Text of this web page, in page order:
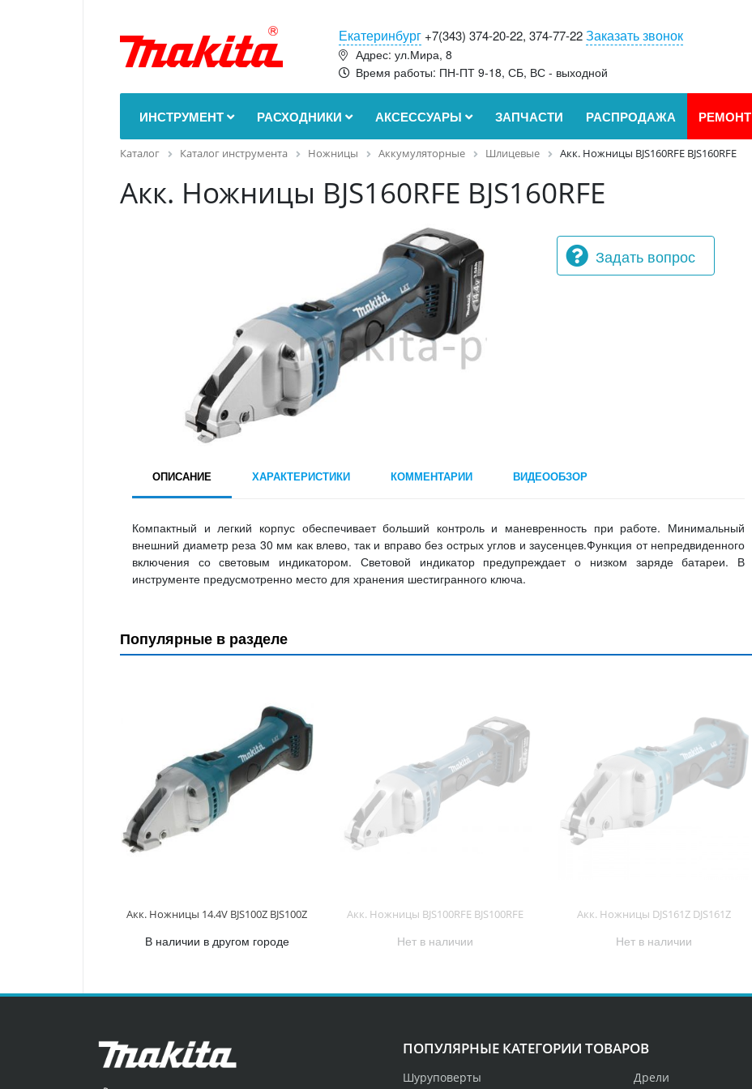
Екатеринбург +7(343) 374-20-22, 374-77-22 Заказать звонок
Адрес: ул.Мира, 8
Время работы: ПН-ПТ 9-18, СБ, ВС - выходной
ИНСТРУМЕНТ РАСХОДНИКИ АКСЕССУАРЫ ЗАПЧАСТИ РАСПРОДАЖА РЕМОНТ
Каталог Каталог инструмента Ножницы Аккумуляторные Шлицевые Акк. Ножницы BJS160RFE BJS160RFE
Акк. Ножницы BJS160RFE BJS160RFE
Задать вопрос
ОПИСАНИЕ ХАРАКТЕРИСТИКИ КОММЕНТАРИИ ВИДЕООБЗОР
Компактный и легкий корпус обеспечивает больший контроль и маневренность при работе. Минимальный
внешний диаметр реза 30 мм как влево, так и вправо без острых углов и заусенцев.Функция от непредвиденного
включения со световым индикатором. Световой индикатор предупреждает о низком заряде батареи. В
инструменте предусмотренно место для хранения шестигранного ключа.
Популярные в разделе
Акк. Ножницы 14.4V BJS100Z BJS100Z
В наличии в другом городе
Акк. Ножницы BJS100RFE BJS100RFE
Нет в наличии
Акк. Ножницы DJS161Z DJS161Z
Нет в наличии
ПОПУЛЯРНЫЕ КАТЕГОРИИ ТОВАРОВ
Шуруповерты Дрели